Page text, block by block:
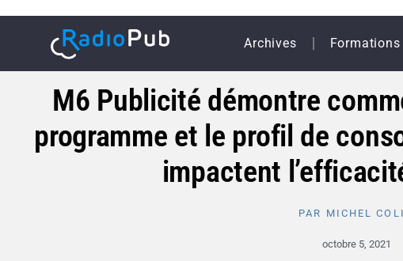
Archives Formations
M6 Publicité démontre
programme et le profil de
impactent
PAR MICHEL
octobre 5, 2021